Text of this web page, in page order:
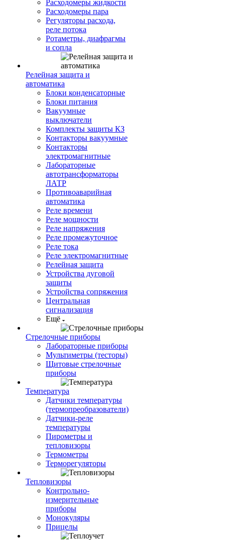
Расходомеры жидкости
Расходомеры пара
Регуляторы расхода,
реле потока
Ротаметры, диафрагмы
и сопла
Релейная защита и
автоматика
Блоки конденсаторные
Блоки питания
Вакуумные
выключатели
Комплекты защиты КЗ
Контакторы вакуумные
Контакторы
электромагнитные
Лабораторные
автотрансформаторы
ЛАТР
Противоаварийная
автоматика
Реле времени
Реле мощности
Реле напряжения
Реле промежуточное
Реле тока
Реле электромагнитные
Релейная защита
Устройства дуговой
защиты
Устройства сопряжения
Центральная
сигнализация
Ещё
Стрелочные приборы
Лабораторные приборы
Мультиметры (тесторы)
Щитовые стрелочные
приборы
Температура
Датчики температуры
(термопреобразователи)
Датчики-реле
температуры
Пирометры и
тепловизоры
Термометры
Терморегуляторы
Тепловизоры
Контрольно-
измерительные
приборы
Монокуляры
Прицелы